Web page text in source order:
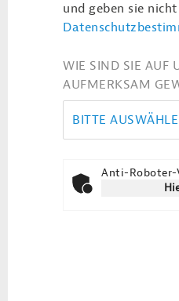
und geben sie
WIE SIND SIE AUF
AUFMERKSAM
BITTE
Anti-